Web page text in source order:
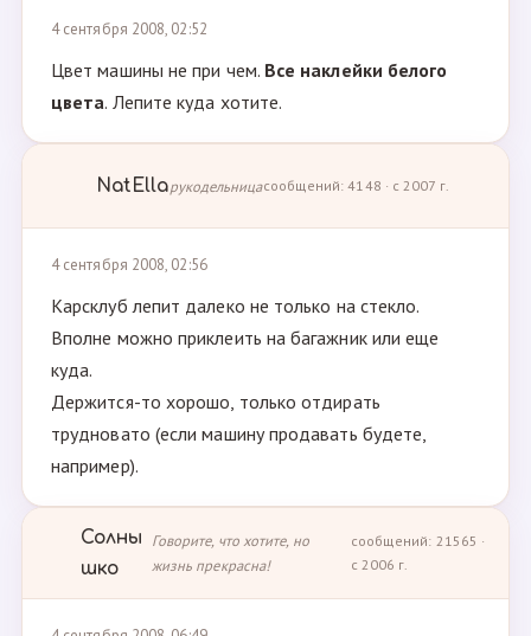
4 сентября 2008, 02:52
Цвет машины не при чем. Все наклейки белого
цвета. Лепите куда хотите.
NatEllaрукодельницасообщений: 4148 · с 2007 г.
4 сентября 2008, 02:56
Карсклуб лепит далеко не только на стекло.
Вполне можно приклеить на багажник или еще
куда.
Держится-то хорошо, только отдирать
трудновато (если машину продавать будете,
например).
Солны
шко
Говорите, что хотите, но
жизнь прекрасна!
сообщений: 21565 ·
с 2006 г.